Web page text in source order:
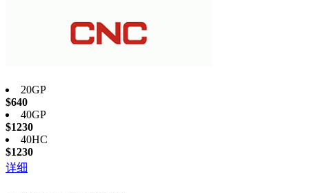
20GP
$640
40GP
$1230
40HC
$1230
详细